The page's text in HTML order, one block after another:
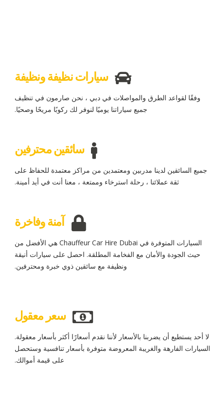
سيارات نظيفة ونظيفة
وفقًا لقواعد الطرق والمواصلات في دبي ، نحن صارمون في تنظيف
جميع سياراتنا يوميًا لنوفر لك ركوبًا مريحًا وصحيًا.
سائقين محترفين
جميع السائقين لدينا مدربين ومعتمدين من مراكز معتمدة للحفاظ على
ثقة عملائنا ، رحلة استرخاء وممتعة ، معنا أنت في أيد أمينة.
آمنة وفاخرة
السيارات المتوفرة في Chauffeur Car Hire Dubai هي الأفضل من
حيث الجودة والأمان مع الفخامة المطلقة. احصل على سيارات أنيقة
ونظيفة مع سائقين ذوي خبرة ومحترفين.
سعر معقول
لا أحد يستطيع أن يضربنا بالأسعار لأننا نقدم أسعارًا أكثر بأسعار معقولة.
السيارات الفارهة والغريبة المعروضة متوفرة بأسعار تنافسية وستحصل
على قيمة أموالك.